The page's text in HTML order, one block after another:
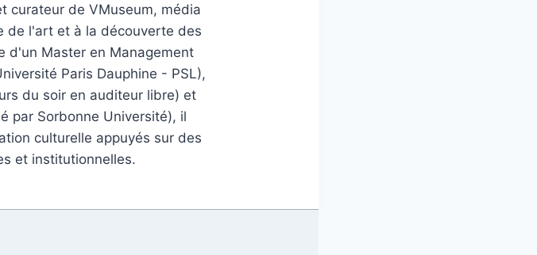
curateur de VMuseum, média
de l'art et à la découverte des
d'un Master en Management
Paris Dauphine - PSL),
du soir en auditeur libre) et
par Sorbonne Université), il
culturelle appuyés sur des
et institutionnelles.